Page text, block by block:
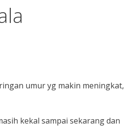
umur yg makin meningkat,
kekal sampai sekarang dan